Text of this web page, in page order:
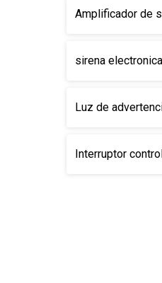
sirena electronica
Luz de